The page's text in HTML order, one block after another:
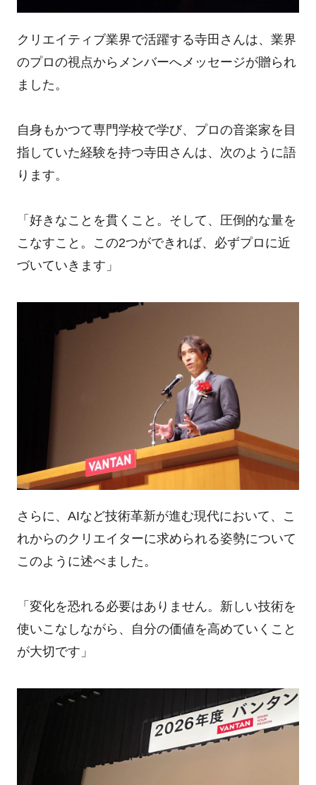
クリエイティブ業界で活躍する寺田さんは、業界
のプロの視点からメンバーへメッセージが贈られ
ました。
自身もかつて専門学校で学び、プロの音楽家を目
指していた経験を持つ寺田さんは、次のように語
ります。
「好きなことを貫くこと。そして、圧倒的な量を
こなすこと。この2つができれば、必ずプロに近
づいていきます」
さらに、AIなど技術革新が進む現代において、こ
れからのクリエイターに求められる姿勢について
このように述べました。
「変化を恐れる必要はありません。新しい技術を
使いこなしながら、自分の価値を高めていくこと
が大切です」